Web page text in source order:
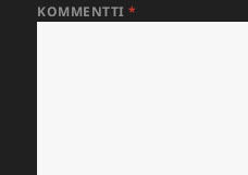
KOMMENTTI*